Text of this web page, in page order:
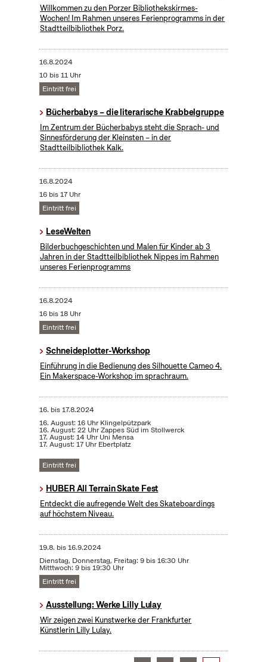
Willkommen zu den Porzer Bibliothekskirmes-
Wochen! Im Rahmen unseres Ferienprogramms in der
Stadtteilbibliothek Porz.
16.8.2024
10 bis 11 Uhr
Eintritt frei
Bücherbabys – die literarische Krabbelgruppe
Im Zentrum der Bücherbabys steht die Sprach- und
Sinnesförderung der Kleinsten – in der
Stadtteilbibliothek Kalk.
16.8.2024
16 bis 17 Uhr
Eintritt frei
LeseWelten
Bilderbuchgeschichten und Malen für Kinder ab 3
Jahren in der Stadtteilbibliothek Nippes im Rahmen
unseres Ferienprogramms
16.8.2024
16 bis 18 Uhr
Eintritt frei
Schneideplotter-Workshop
​Einführung in die Bedienung des Silhouette Cameo 4.
Ein Makerspace-Workshop im sprachraum.
16. bis17.8.2024
16. August: 16 Uhr Klingelpützpark
16. August: 22 Uhr Zappes Süd im Stollwerck
17. August: 14 Uhr Uni Mensa
17. August: 17 Uhr Ebertplatz
Eintritt frei
HUBER All Terrain Skate Fest
Entdeckt die aufregende Welt des Skateboardings
auf höchstem Niveau.
19.8. bis16.9.2024
Dienstag, Donnerstag, Freitag: 9 bis 16:30 Uhr
Mitttwoch: 9 bis 19:30 Uhr
Eintritt frei
Ausstellung: Werke Lilly Lulay
Wir zeigen zwei Kunstwerke der Frankfurter
Künstlerin Lilly Lulay.